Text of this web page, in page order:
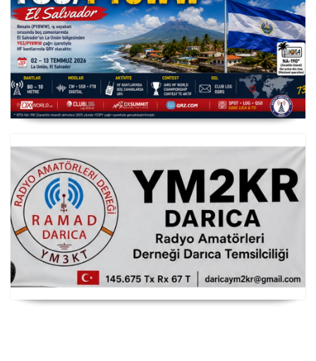
YS3/PY8WW Türkiye'den FT8 Mümkün
RAMAD Darıca Temsilciliği YM2KR